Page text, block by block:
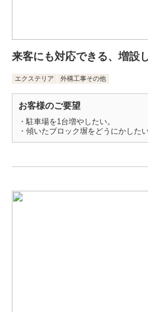
来客にも対応できる、増設
エクステリア 外構工事その他
お客様のご要望
・駐車場を1台増やしたい。
・傾いたブロック塀をどうにかしたい